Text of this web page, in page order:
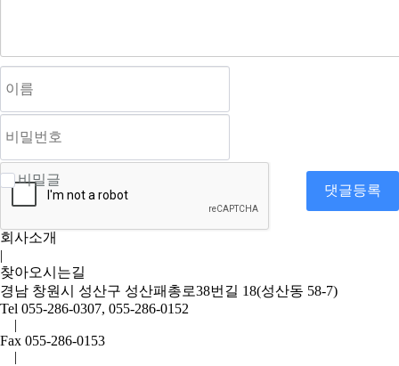
비밀글
댓글등록
회사소개
|
찾아오시는길
경남 창원시 성산구 성산패총로38번길 18(성산동 58-7)
Tel 055-286-0307, 055-286-0152
|
Fax 055-286-0153
|